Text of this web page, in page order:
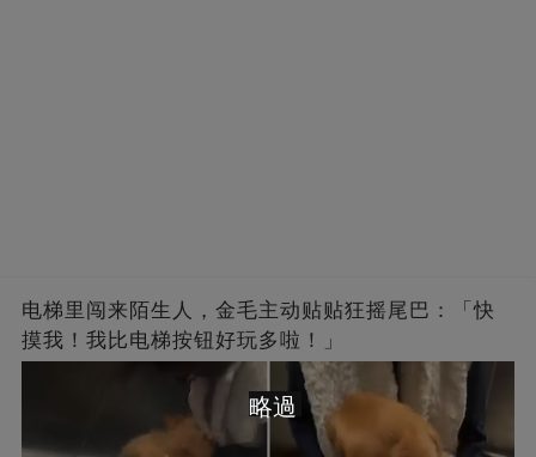
电梯里闯来陌生人，金毛主动贴贴狂摇尾巴：「快
摸我！我比电梯按钮好玩多啦！」
略過